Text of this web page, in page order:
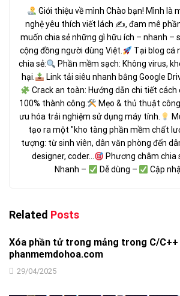
Giới thiệu về mình Chào bạn! Mình là
nghệ yêu thích viết lách ✍, đam mê
muốn chia sẻ những gì hữu ích – nhanh –
cộng đồng người dùng Việt.
Tại blog cá
chia sẻ:
Phần mềm sạch: Không virus,
hại.
Link tải siêu nhanh bằng Google
Crack an toàn: Hướng dẫn chi tiết
100% thành công.
Mẹo & thủ thuật
ưu hóa trải nghiệm sử dụng máy tính.
tạo ra một "kho tàng phần mềm chất
tượng: từ sinh viên, dân văn phòng đến
designer, coder...
Phương châm chia
Nhanh –
Dễ dùng – Cập
Related Posts
Xóa phần tử trong mảng trong C/
phanmemdohoa.com
29/04/2025